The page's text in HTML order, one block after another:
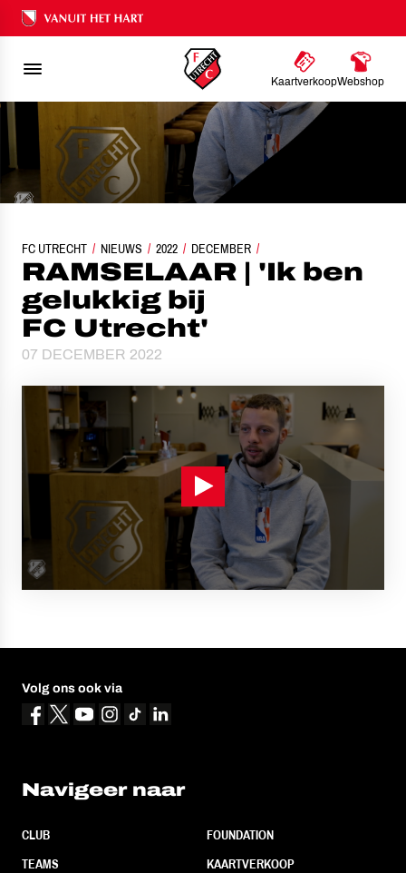
Ons nalatenschap
KaartverkoopWebshop
FC UTRECHT NIEUWS 2022 DECEMBER
RAMSELAAR | 'IK BEN GELUKKIG BIJ FC UTRECHT'
RAMSELAAR | 'Ik ben
gelukkig bij
FC Utrecht'
07 DECEMBER 2022
Volg ons ook via
Navigeer naar
CLUB
TEAMS
FOUNDATION
KAARTVERKOOP